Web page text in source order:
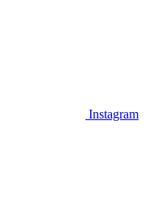
Instagram